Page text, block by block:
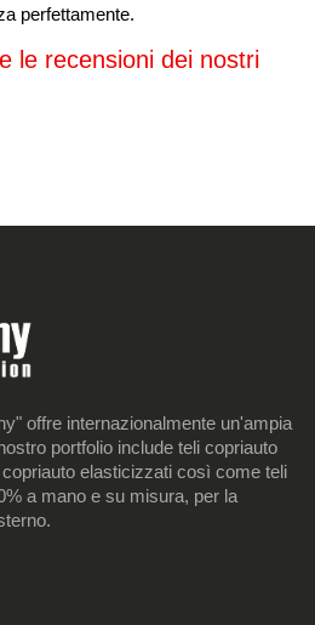
perfettamente.
le recensioni dei nostri
offre internazionalmente un'ampia
portfolio include teli copriauto
elasticizzati così come teli
a mano e su misura, per la